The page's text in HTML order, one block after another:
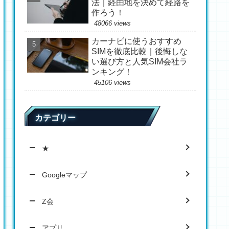
法｜経由地を決めて経路を
作ろう！
48066 views
カーナビに使うおすすめ
SIMを徹底比較｜後悔しな
い選び方と人気SIM会社ラ
ンキング！
45106 views
カテゴリー
★
Googleマップ
Z会